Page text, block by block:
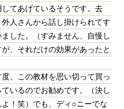
てあげているそうです。去
人さんから話し掛けられてす
した。（すみません、自慢し
、それだけの効果があったと
、この教材を思い切って買っ
いるのでお勧めです。（決し
！笑）でも、ディ○ニーでな